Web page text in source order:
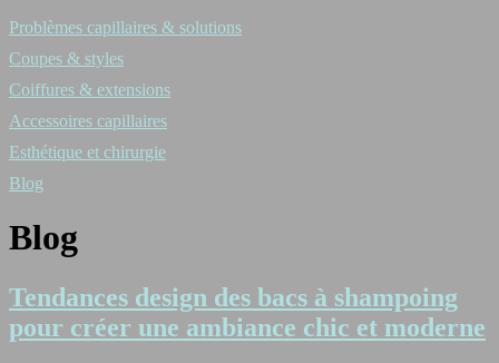
Problèmes capillaires & solutions
Coupes & styles
Coiffures & extensions
Accessoires capillaires
Esthétique et chirurgie
Blog
Blog
Tendances design des bacs à shampoing
pour créer une ambiance chic et moderne